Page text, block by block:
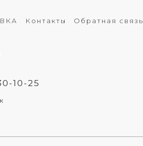
Контакты Обратная связь
10-25